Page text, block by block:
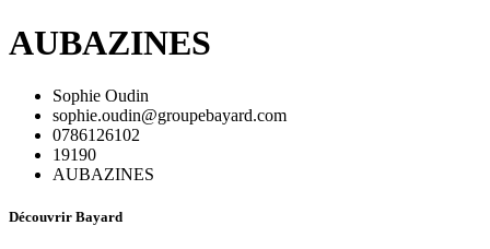
AUBAZINES
Sophie Oudin
sophie.oudin@groupebayard.com
0786126102
19190
AUBAZINES
Découvrir Bayard